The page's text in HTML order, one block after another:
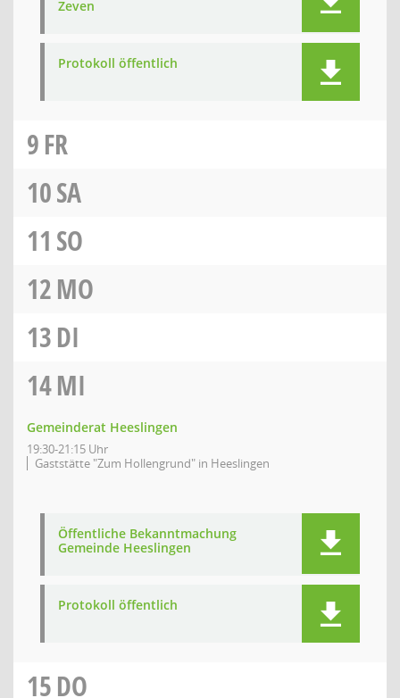
Zeven
Protokoll öffentlich
9FR
10SA
11 SO
12MO
13DI
14MI
Gemeinderat Heeslingen
19:30-21:15 Uhr
Gaststätte "Zum Hollengrund" in Heeslingen
Öffentliche Bekanntmachung
Gemeinde Heeslingen
Protokoll öffentlich
15DO